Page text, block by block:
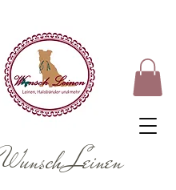
Wunsch Leinen